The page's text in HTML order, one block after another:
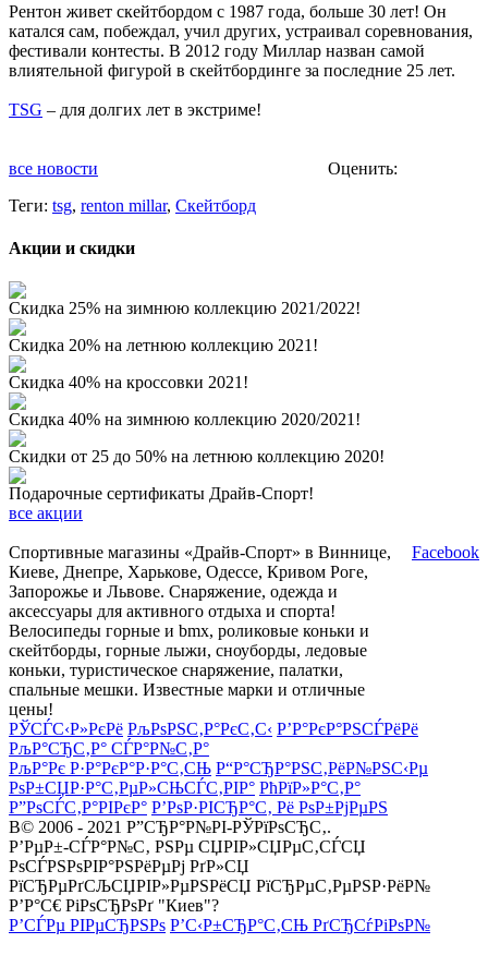
Рентон живет скейтбордом с 1987 года, больше 30 лет! Он
катался сам, побеждал, учил других, устраивал соревнования,
фестивали контесты. В 2012 году Миллар назван самой
влиятельной фигурой в скейтбординге за последние 25 лет.
TSG – для долгих лет в экстриме!
все новости
Оценить:
Теги: tsg, renton millar, Скейтборд
Акции и скидки
Скидка 25% на зимнюю коллекцию 2021/2022!
Скидка 20% на летнюю коллекцию 2021!
Скидка 40% на кроссовки 2021!
Скидка 40% на зимнюю коллекцию 2020/2021!
Скидки от 25 до 50% на летнюю коллекцию 2020!
Подарочные сертификаты Драйв-Спорт!
все акции
Спортивные магазины «Драйв-Спорт» в Виннице,
Киеве, Днепре, Харькове, Одессе, Кривом Роге,
Запорожье и Львове. Снаряжение, одежда и
аксессуары для активного отдыха и спорта!
Велосипеды горные и bmx, роликовые коньки и
скейтборды, горные лыжи, сноуборды, ледовые
коньки, туристическое снаряжение, палатки,
спальные мешки. Известные марки и отличные
цены!
Facebook
РЎСЃС‹Р»РєРё РљРѕРЅС‚Р°РєС‚С‹ Р’Р°РєР°РЅСЃРёРё
РљР°СЂС‚Р° СЃР°Р№С‚Р°
РљР°Рє Р·Р°РєР°Р·Р°С‚СЊ Р“Р°СЂР°РЅС‚РёР№РЅС‹Рµ
РѕР±СЏР·Р°С‚РµР»СЊСЃС‚РІР° РћРїР»Р°С‚Р°
Р”РѕСЃС‚Р°РІРєР° Р’РѕР·РІСЂР°С‚ Рё РѕР±РјРµРЅ
В© 2006 - 2021 Р”СЂР°Р№РІ-РЎРїРѕСЂС‚.
Р’РµР±-СЃР°Р№С‚ РЅРµ СЏРІР»СЏРµС‚СЃСЏ
РѕСЃРЅРѕРІР°РЅРёРµРј РґР»СЏ
РїСЂРµРґСЉСЏРІР»РµРЅРёСЏ РїСЂРµС‚РµРЅР·РёР№
Р’Р°С€ РіРѕСЂРѕРґ "Киев"?
Р’СЃРµ РІРµСЂРЅРѕ Р’С‹Р±СЂР°С‚СЊ РґСЂСѓРіРѕР№